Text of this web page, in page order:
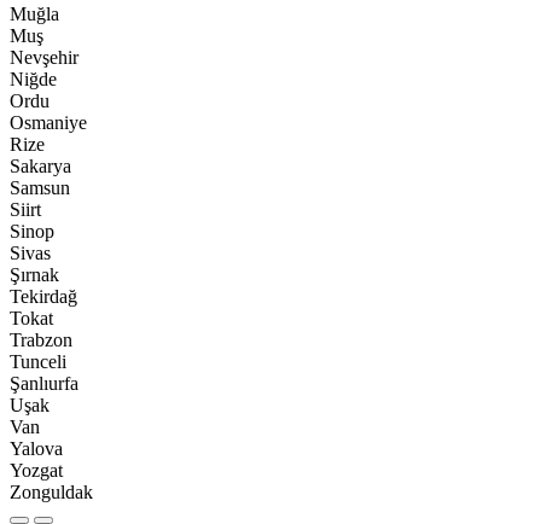
Muğla
Muş
Nevşehir
Niğde
Ordu
Osmaniye
Rize
Sakarya
Samsun
Siirt
Sinop
Sivas
Şırnak
Tekirdağ
Tokat
Trabzon
Tunceli
Şanlıurfa
Uşak
Van
Yalova
Yozgat
Zonguldak